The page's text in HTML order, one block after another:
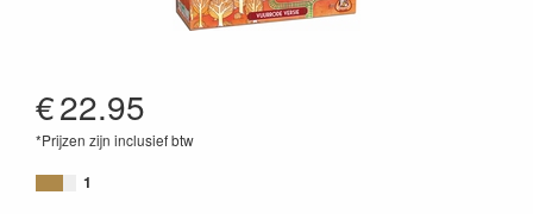
€22.95
*Prijzen zijn inclusief btw
8718026303198
1